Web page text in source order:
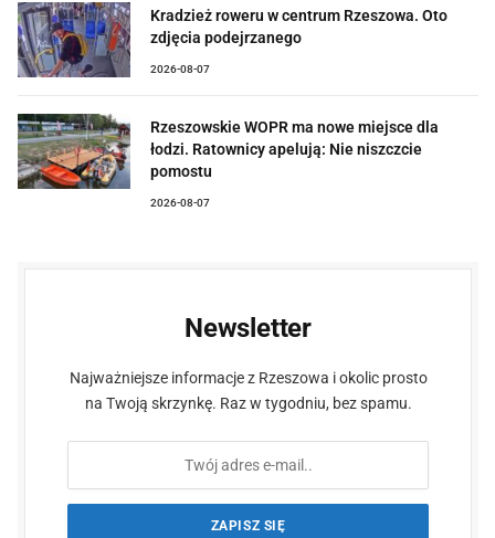
Kradzież roweru w centrum Rzeszowa. Oto
zdjęcia podejrzanego
2026-08-07
Rzeszowskie WOPR ma nowe miejsce dla
łodzi. Ratownicy apelują: Nie niszczcie
pomostu
2026-08-07
Newsletter
Najważniejsze informacje z Rzeszowa i okolic prosto
na Twoją skrzynkę. Raz w tygodniu, bez spamu.